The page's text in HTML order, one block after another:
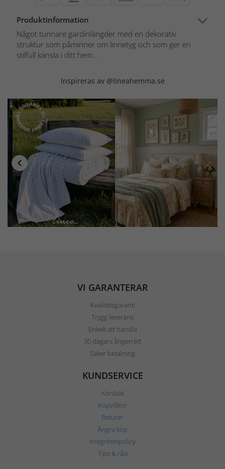
Produktinformation
Något tunnare gardinlängder med en dekorativ
struktur som påminner om linnetyg och som ger en
stilfull känsla i ditt hem...
Inspireras av @lineahemma.se
VI GARANTERAR
Kvalitetsgaranti
Trygg leverans
Enkelt att handla
30 dagars ångerrätt
Säker betalning
KUNDSERVICE
Kontakt
Köpvillkor
Returer
Ångra köp
Integritetspolicy
Tips & råd